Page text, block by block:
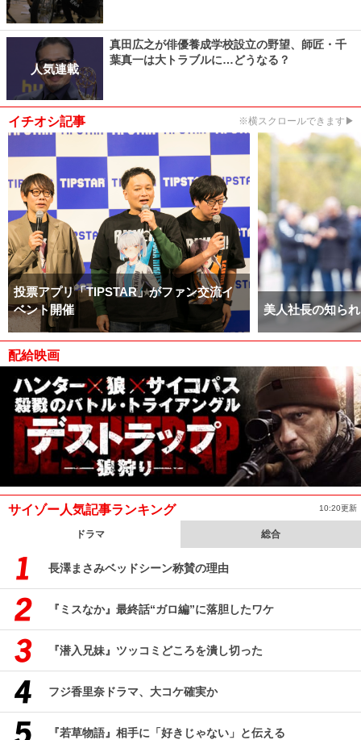
人気連載
真田広之が俳優養成学校設立の野望、師匠・千
葉真一は大トラブルに…どうなる？
イチオシ記事 ※横スクロールできます▶
投票アプリ「TIPSTAR」がファン交流イ
ベント開催
美人社長の知ら
配給映画
サイゾー人気記事ランキング 10:20更新
ドラマ 総合
長澤まさみベッドシーン称賛の理由
『ミスなか』最終話“ガロ編”に落胆したワケ
『潜入兄妹』ツッコミどころを潰し切った
フジ香里奈ドラマ、大コケ確実か
『若草物語』相手に「好きじゃない」と伝える